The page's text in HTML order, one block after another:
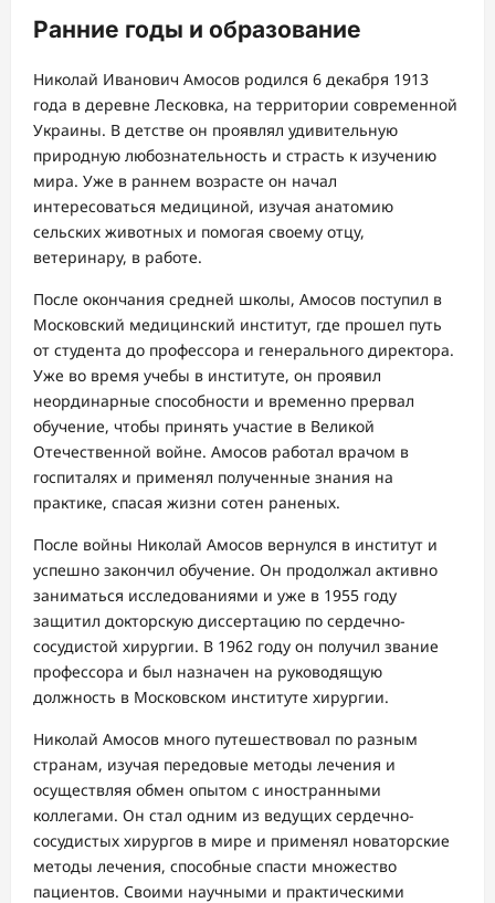
Ранние годы и образование
Николай Иванович Амосов родился 6 декабря 1913
года в деревне Лесковка, на территории современной
Украины. В детстве он проявлял удивительную
природную любознательность и страсть к изучению
мира. Уже в раннем возрасте он начал
интересоваться медициной, изучая анатомию
сельских животных и помогая своему отцу,
ветеринару, в работе.
После окончания средней школы, Амосов поступил в
Московский медицинский институт, где прошел путь
от студента до профессора и генерального директора.
Уже во время учебы в институте, он проявил
неординарные способности и временно прервал
обучение, чтобы принять участие в Великой
Отечественной войне. Амосов работал врачом в
госпиталях и применял полученные знания на
практике, спасая жизни сотен раненых.
После войны Николай Амосов вернулся в институт и
успешно закончил обучение. Он продолжал активно
заниматься исследованиями и уже в 1955 году
защитил докторскую диссертацию по сердечно-
сосудистой хирургии. В 1962 году он получил звание
профессора и был назначен на руководящую
должность в Московском институте хирургии.
Николай Амосов много путешествовал по разным
странам, изучая передовые методы лечения и
осуществляя обмен опытом с иностранными
коллегами. Он стал одним из ведущих сердечно-
сосудистых хирургов в мире и применял новаторские
методы лечения, способные спасти множество
пациентов. Своими научными и практическими